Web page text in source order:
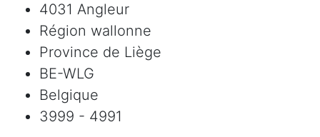
4031 Angleur
Région wallonne
Province de Liège
BE-WLG
Belgique
3999 - 4991